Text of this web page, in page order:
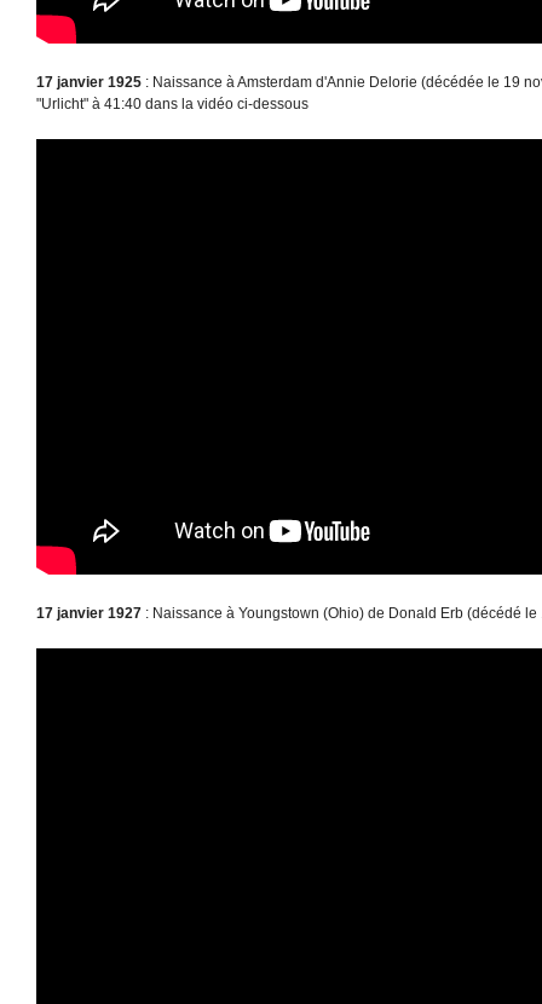
17 janvier 1925 : Naissance à Amsterdam d'Annie Delorie (décédée le 19
"Urlicht" à 41:40 dans la vidéo ci-dessous
17 janvier 1927 : Naissance à Youngstown (Ohio) de Donald Erb (décédé le